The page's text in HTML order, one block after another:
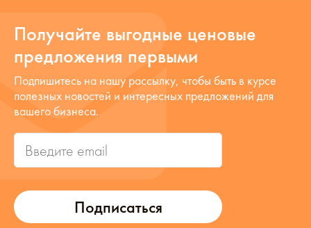
Получайте выгодные ценовые
предложения первыми
Подписаться
Подпишитесь на нашу рассылку, чтобы быть в курсе
полезных новостей и интересных предложений для
вашего бизнеса.